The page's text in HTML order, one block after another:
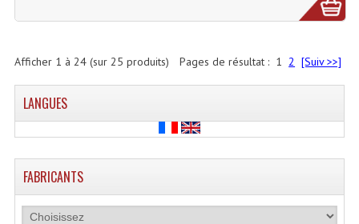
Pages de résultat : 1 2 [Suiv >>]
Afficher 1 à 24(sur 25 produits)
LANGUES
FABRICANTS